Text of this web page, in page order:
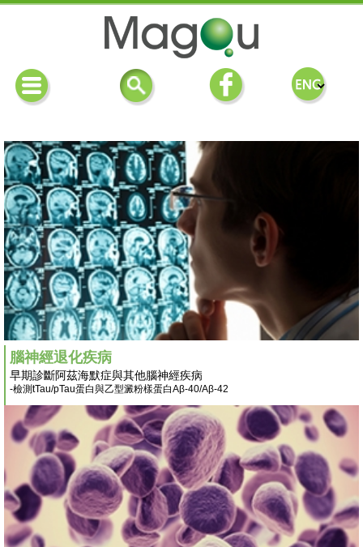
腦神經退化疾病
早期診斷阿茲海默症與其他腦神經疾病
-檢測tTau/pTau蛋白與乙型澱粉樣蛋白Aβ-40/Aβ-42